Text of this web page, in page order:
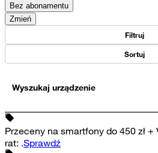
Bez abonamentu
Zmień
Filtruj
Sortuj
Wyszukaj urządzenie
Przeceny na smartfony do 450 zł +
rat: .Sprawdź